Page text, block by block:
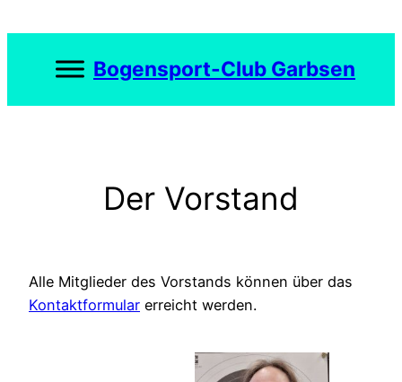
springen
Bogensport-Club Garbsen
Der Vorstand
Alle Mitglieder des Vorstands können über das
Kontaktformular erreicht werden.